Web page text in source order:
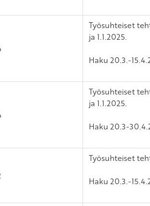
Työsuhteiset
ja 1.1.2025.
Haku 20.3.-
Työsuhteiset
ja 1.1.2025.
Haku 20.3-
Työsuhteiset
Haku 20.3.-